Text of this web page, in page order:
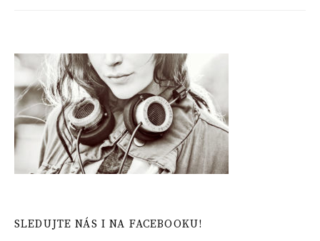
SLEDUJTE NÁS I NA FACEBOOKU!